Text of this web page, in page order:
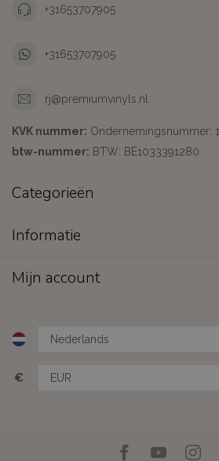
+31653707905
+31653707905
rj@premiumvinyls.nl
KVK nummer: Ondernemingsnummer:
btw-nummer: BTW: BE1033391280
Categorieën
Informatie
Mijn account
€